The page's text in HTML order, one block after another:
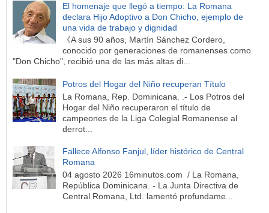
El homenaje que llegó a tiempo: La Romana
declara Hijo Adoptivo a Don Chicho, ejemplo de
una vida de trabajo y dignidad
《A sus 90 años, Martín Sánchez Cordero,
conocido por generaciones de romanenses como
"Don Chicho", recibió una de las más altas di...
Potros del Hogar del Niño recuperan Título
La Romana, Rep. Dominicana. .- Los Potros del
Hogar del Niño recuperaron el título de
campeones de la Liga Colegial Romanense al
derrot...
Fallece Alfonso Fanjul, líder histórico de Central
Romana
04 agosto 2026 16minutos.com / La Romana,
República Dominicana. - La Junta Directiva de
Central Romana, Ltd. lamentó profundame...